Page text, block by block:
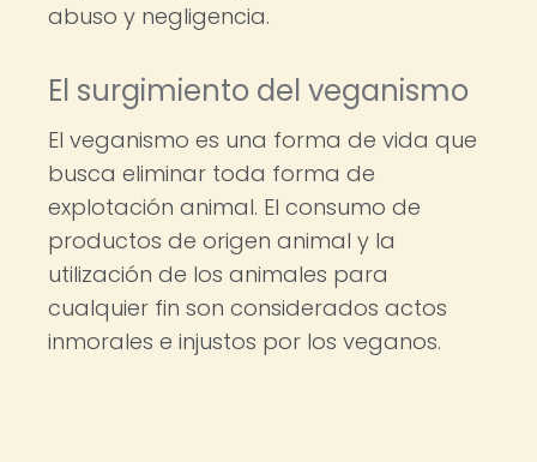
abuso y negligencia.
El surgimiento del veganismo
El veganismo es una forma de vida que
busca eliminar toda forma de
explotación animal. El consumo de
productos de origen animal y la
utilización de los animales para
cualquier fin son considerados actos
inmorales e injustos por los veganos.